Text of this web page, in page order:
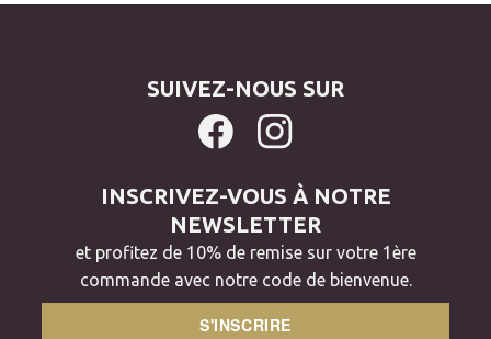
SUIVEZ-NOUS SUR
INSCRIVEZ-VOUS À NOTRE
NEWSLETTER
et profitez de 10% de remise sur votre 1ère
commande avec notre code de bienvenue.
S'INSCRIRE